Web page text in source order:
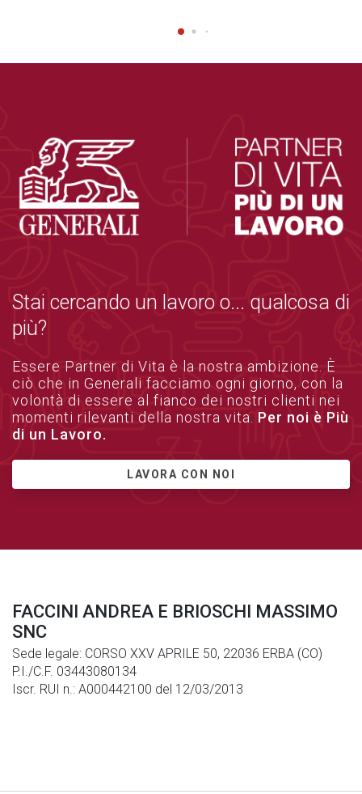
Stai cercando un lavoro o... qualcosa di
più?
Essere Partner di Vita è la nostra ambizione. È
ciò che in Generali facciamo ogni giorno, con la
volontà di essere al fianco dei nostri clienti nei
momenti rilevanti della nostra vita. Per noi è Più
di un Lavoro.
LAVORA CON NOI
FACCINI ANDREA E BRIOSCHI MASSIMO
SNC
Sede legale: CORSO XXV APRILE 50, 22036 ERBA (CO)
P.I./C.F. 03443080134
Iscr. RUI n.: A000442100 del 12/03/2013